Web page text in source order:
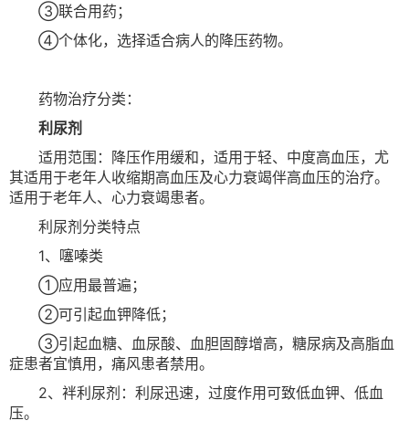
③联合用药；
④个体化，选择适合病人的降压药物。
药物治疗分类：
利尿剂
适用范围：降压作用缓和，适用于轻、中度高血压，尤
其适用于老年人收缩期高血压及心力衰竭伴高血压的治疗。
适用于老年人、心力衰竭患者。
利尿剂分类特点
1、噻嗪类
①应用最普遍；
②可引起血钾降低；
③引起血糖、血尿酸、血胆固醇增高，糖尿病及高脂血
症患者宜慎用，痛风患者禁用。
2、袢利尿剂：利尿迅速，过度作用可致低血钾、低血
压。